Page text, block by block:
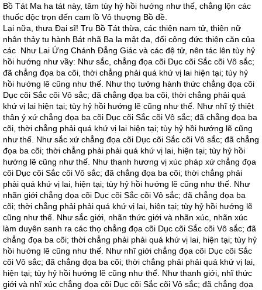
Bồ Tát Ma ha tát này, tâm tùy hỷ hồi hướng như thế, chẳng lộn các
thuốc độc trọn đến cam lồ Vô thượng Bồ đề.
Lại nữa, thưa Ðại sĩ! Trụ Bồ Tát thừa, các thiện nam tử, thiện nữ
nhân thảy tu hành Bát nhã Ba la mật đa, đối công đức thiện căn của
các Như Lai Ứng Chánh Ðẳng Giác và các đệ tử, nên tác lên tùy hỷ
hồi hướng như vầy: Như sắc, chẳng đọa cõi Dục cõi Sắc cõi Vô sắc;
đã chẳng đọa ba cõi, thời chẳng phải quá khứ vị lai hiện tại; tùy hỷ
hồi hướng lẽ cũng như thế. Như thọ tưởng hành thức chẳng đọa cõi
Dục cõi Sắc cõi Vô sắc; đã chẳng đọa ba cõi, thời chẳng phải quá
khứ vị lai hiện tại; tùy hỷ hồi hướng lẽ cũng như thế. Như nhĩ tỷ thiệt
thân ý xứ chẳng đọa ba cõi Dục cõi Sắc cõi Vô sắc; đã chẳng đọa ba
cõi, thời chẳng phải quá khứ vị lai hiện tại; tùy hỷ hồi hướng lẽ cũng
như thế. Như sắc xứ chẳng đọa cõi Dục cõi Sắc cõi Vô sắc; đã chẳng
đọa ba cõi; thời chẳng phải phải quá khứ vị lai, hiện tại; tùy hỷ hồi
hướng lẽ cũng như thế. Như thanh hương vị xúc pháp xứ chẳng đọa
cõi Dục cõi Sắc cõi Vô sắc; đã chẳng đọa ba cõi; thời chẳng phải
phải quá khứ vị lai, hiện tại; tùy hỷ hồi hướng lẽ cũng như thế. Như
nhãn giới chẳng đọa cõi Dục cõi Sắc cõi Vô sắc; đã chẳng đọa ba
cõi; thời chẳng phải phải quá khứ vị lai, hiện tại; tùy hỷ hồi hướng lẽ
cũng như thế. Như sắc giới, nhãn thức giới và nhãn xúc, nhãn xúc
làm duyên sanh ra các thọ chẳng đọa cõi Dục cõi Sắc cõi Vô sắc; đã
chẳng đọa ba cõi; thời chẳng phải phải quá khứ vị lai, hiện tại; tùy hỷ
hồi hướng lẽ cũng như thế. Như nhĩ giới chẳng đọa cõi Dục cõi Sắc
cõi Vô sắc; đã chẳng đọa ba cõi; thời chẳng phải phải quá khứ vị lai,
hiện tại; tùy hỷ hồi hướng lẽ cũng như thế. Như thanh giới, nhĩ thức
giới và nhĩ xúc chẳng đọa cõi Dục cõi Sắc cõi Vô sắc; đã chẳng đọa